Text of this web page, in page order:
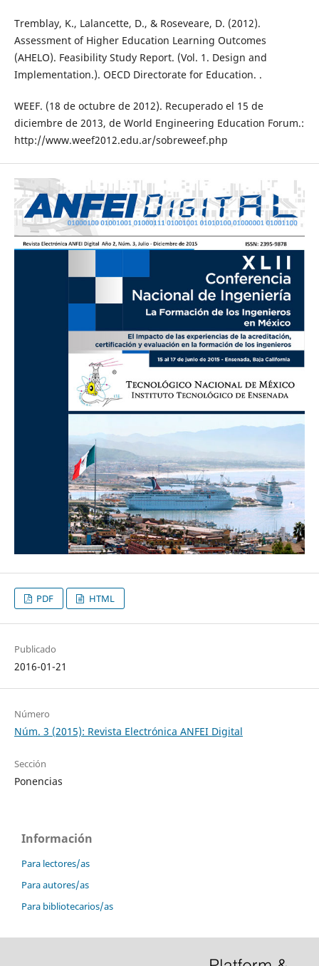
Tremblay, K., Lalancette, D., & Roseveare, D. (2012).
Assessment of Higher Education Learning Outcomes
(AHELO). Feasibility Study Report. (Vol. 1. Design and
Implementation.). OECD Directorate for Education. .
WEEF. (18 de octubre de 2012). Recuperado el 15 de
diciembre de 2013, de World Engineering Education Forum.:
http://www.weef2012.edu.ar/sobreweef.php
PDF HTML
Publicado
2016-01-21
Número
Núm. 3 (2015): Revista Electrónica ANFEI Digital
Sección
Ponencias
Información
Para lectores/as
Para autores/as
Para bibliotecarios/as